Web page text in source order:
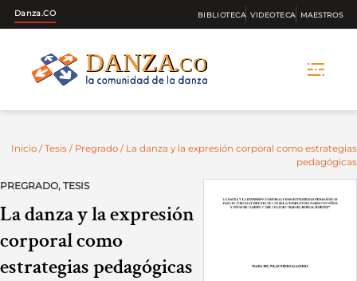
Danza.CO BIBLIOTECA VIDEOTECA MAESTROS
Inicio / Tesis / Pregrado / La danza y la expresión corporal como estrategias
pedagógicas
PREGRADO, TESIS
La danza y la expresión
corporal como
estrategias pedagógicas